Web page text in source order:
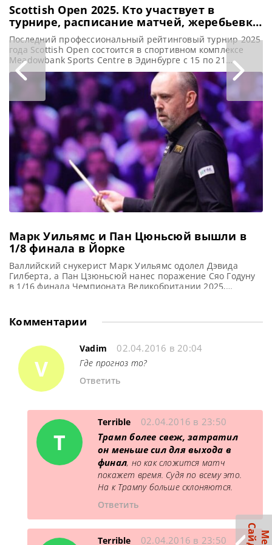
Scottish Open 2025. Кто участвует в
турнире, расписание матчей, жеребьевка,
призовой фонд
Последний профессиональный рейтинговый турнир 2025
года Scottish Open состоится в спортивном комплексе
Meadowbank Sports Centre в Эдинбурге с 15 по 21
декабря, сообщает WST Последний профессиональный
титул по снукеру 2025 года будет разыгран на последнем
турнире Scottish Open, который пройдет в спортивном
центре Meadowbank в Эдинбурге с 15 по 21 декабря. Он
является третьим турниром
Марк Уильямс и Пан Цюньсюй вышли в
1/8 финала в Йорке
Валлийский снукерист Марк Уильямс одолел Дэвида
Гилберта, а Пан Цзюньсюй нанес поражение Сяо Годуну
в 1/16 финала Чемпионата Великобритании 2025,
одержать победу над Дэвидом Гилбертом со счетом 6-4.
Валлиец собрался с силами после поездки в
Комментарии
V
Vadim 02.04.2016 в 20:04
Где прогноз то?
Ответить
T
Terrible
02.04.2016 в 23:50
Трамп более свеж, затратил
он меньше сил для выхода в
финал, но как сложится матч
покажет время. Судя по всему это.
На к Трампу больше склоняются.
Ответить
Terrible 02.04.2016 в 23:50